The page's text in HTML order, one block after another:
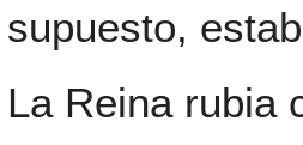
supuesto,
La Reina rubia